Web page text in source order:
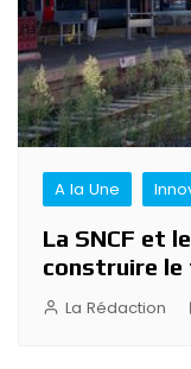
A la Une
La SNCF et
construire
La Rédaction